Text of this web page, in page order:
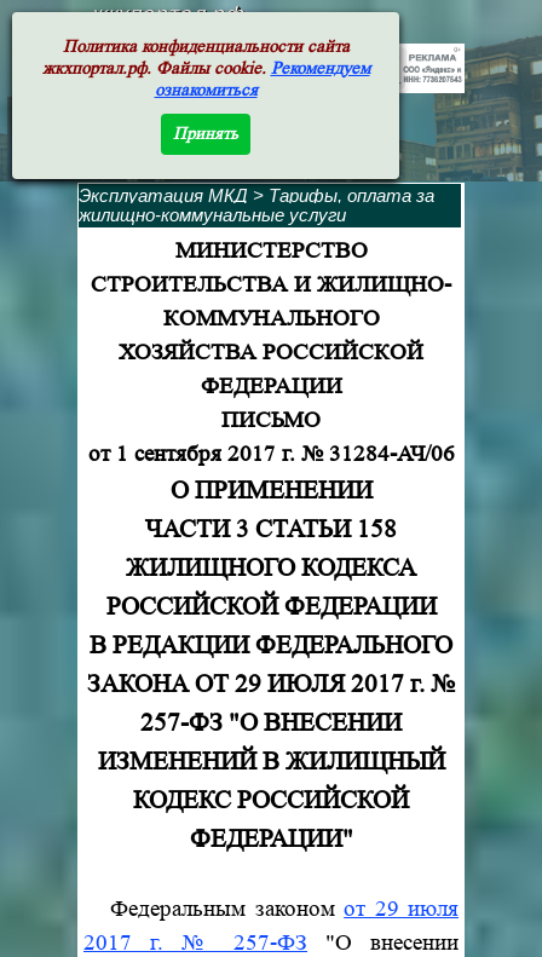
жкхпортал.рф
Эксплуатация МКД > Тарифы, оплата за
жилищно-коммунальные услуги
МИНИСТЕРСТВО
СТРОИТЕЛЬСТВА И ЖИЛИЩНО-
КОММУНАЛЬНОГО
ХОЗЯЙСТВА РОССИЙСКОЙ
ФЕДЕРАЦИИ
ПИСЬМО
от 1 сентября 2017 г. № 31284-АЧ/06
О ПРИМЕНЕНИИ
ЧАСТИ 3 СТАТЬИ 158
ЖИЛИЩНОГО КОДЕКСА
РОССИЙСКОЙ ФЕДЕРАЦИИ
В РЕДАКЦИИ ФЕДЕРАЛЬНОГО
ЗАКОНА ОТ 29 ИЮЛЯ 2017 г. №
257-ФЗ "О ВНЕСЕНИИ
ИЗМЕНЕНИЙ В ЖИЛИЩНЫЙ
КОДЕКС РОССИЙСКОЙ
ФЕДЕРАЦИИ"
Федеральным закономот 29 июля
2017 г. № 257-ФЗ "О внесении
Политика конфиденциальности сайта
жкхпортал.рф. Файлы cookie. Рекомендуем
ознакомиться
Принять